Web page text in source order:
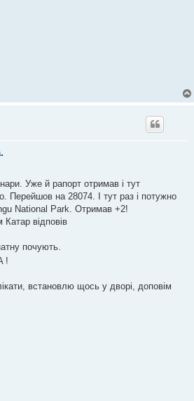
Уже й рапорт отримав і тут
Перейшов на 28074. І тут раз і потужно
National Park. Отримав +2!
відповів
почують.
!
встановлю щось у дворі, доповім